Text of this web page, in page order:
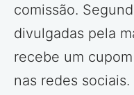
comissão.
divulgadas pela
recebe um
nas redes